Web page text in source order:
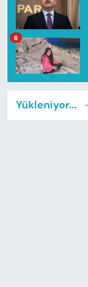
6
Yükleniyor...